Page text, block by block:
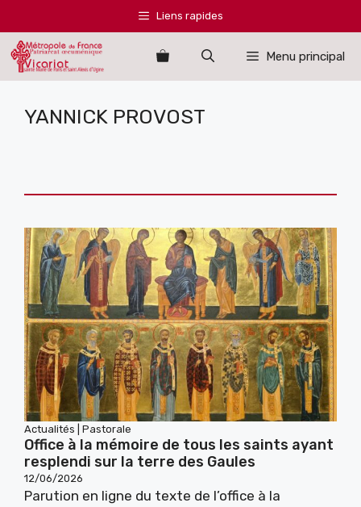
au
contenu
Liens rapides
Menu principal
YANNICK PROVOST
Actualités Pastorale
Office à la mémoire de tous les saints ayant
resplendi sur la terre des Gaules
12/06/2026
Parution en ligne du texte de l’office à la